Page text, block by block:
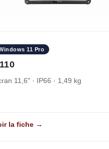
11 Pro
11,6" · IP66 · 1,49 kg
la fiche →